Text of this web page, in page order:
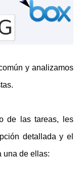
y analizamos
de las tareas, les
detallada y el
una de ellas: